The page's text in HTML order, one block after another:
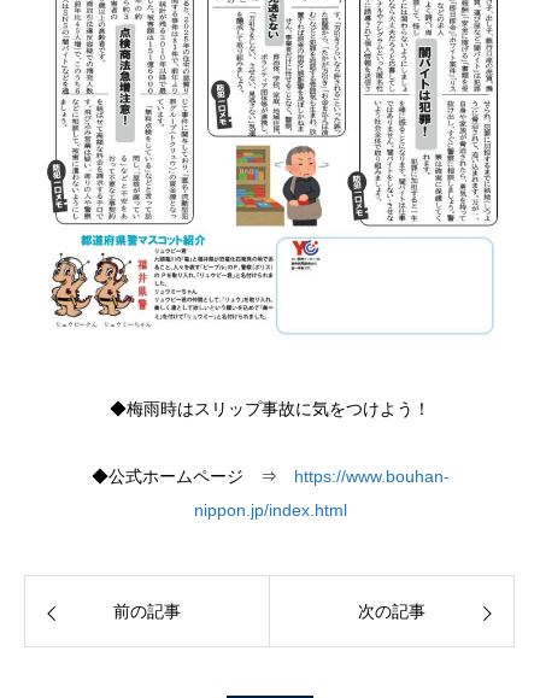
◆梅雨時はスリップ事故に気をつけよう！
◆公式ホームページ ⇒ https://www.bouhan-
nippon.jp/index.html
前の記事 次の記事